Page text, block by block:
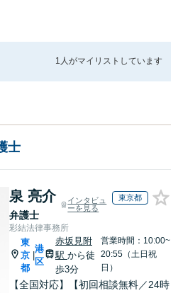
1人がマイリストしています
士
泉 亮介
弁護士
インタビュ
ーを見る
東京都
彩結法律事務所
東
京
都
港
区
赤坂見附
駅 から徒
歩3分
営業時間：10:00~
20:55（土日祝
日）
【全国対応】【初回相談無料／24時